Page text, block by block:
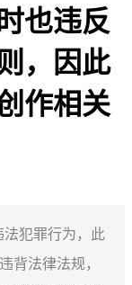
也违反
，因此
作相关
法犯罪行为，此
背法律法规，